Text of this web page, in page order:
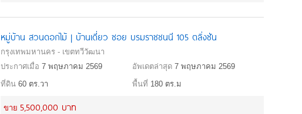
หมู่บ้าน สวนดอกไม้ | บ้านเดี่ยว ซอย บรมราชชนนี 105 ตลิ่งชัน
กรุงเทพมหานคร - เขตทวีวัฒนา
ประกาศเมื่อ 7 พฤษภาคม 2569 อัพเดตล่าสุด 7 พฤษภาคม 2569
ที่ดิน 60 ตร.วา พื้นที่ 180 ตร.ม
ขาย 5,500,000 บาท